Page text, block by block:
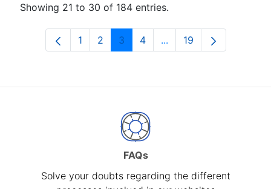
Showing 21 to 30 of 184 entries.
Page
1 Page
2 Page
3 Page
4 ...Intermediate Pages
Page
19
FAQs
Solve your doubts regarding the different